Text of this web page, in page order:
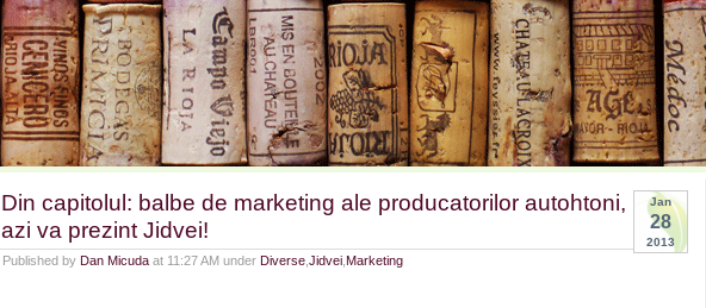
Jan
28
2013
Din capitolul: balbe de marketing ale producatorilor autohtoni,
azi va prezint Jidvei!
Published by Dan Micuda at 11:27 AM under Diverse Jidvei Marketing